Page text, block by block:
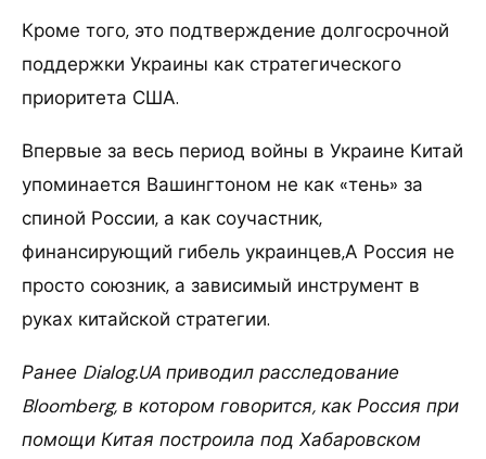
Кроме того, это подтверждение долгосрочной
поддержки Украины как стратегического
приоритета США.
Впервые за весь период войны в Украине Китай
упоминается Вашингтоном не как «тень» за
спиной России, а как соучастник,
финансирующий гибель украинцев,А Россия не
просто союзник, а зависимый инструмент в
руках китайской стратегии.
Ранее Dialog.UA приводил расследование
Bloomberg, в котором говорится, как Россия при
помощи Китая построила под Хабаровском